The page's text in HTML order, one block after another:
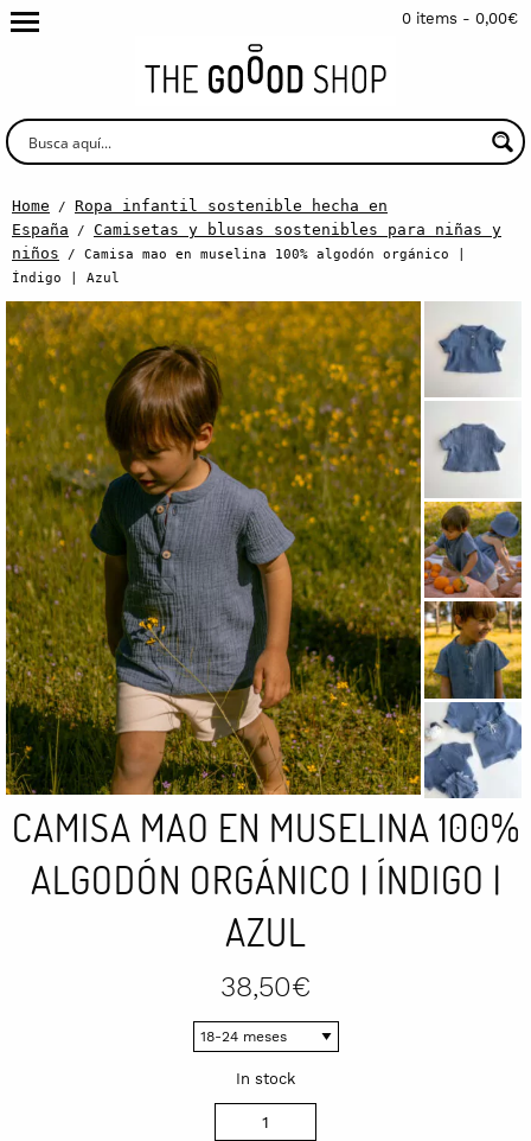
0 items - 0,00€
Home / Ropa infantil sostenible hecha en
España / Camisetas y blusas sostenibles para niñas y
niños / Camisa mao en muselina 100% algodón orgánico |
Índigo | Azul
CAMISA MAO EN MUSELINA 100%
ALGODÓN ORGÁNICO | ÍNDIGO |
AZUL
38,50€
In stock